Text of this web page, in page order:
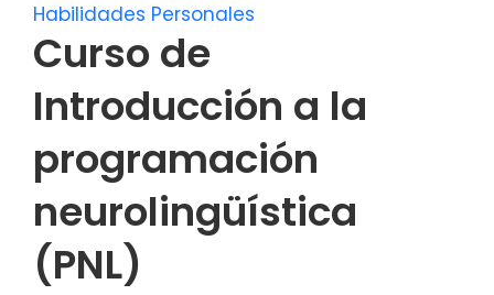
Habilidades Personales
Curso de
Introducción a la
programación
neurolingüística
(PNL)